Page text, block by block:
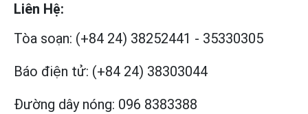
Liên Hệ:
Tòa soạn: (+84 24) 38252441 - 35330305
Báo điện tử: (+84 24) 38303044
Đường dây nóng: 096 8383388